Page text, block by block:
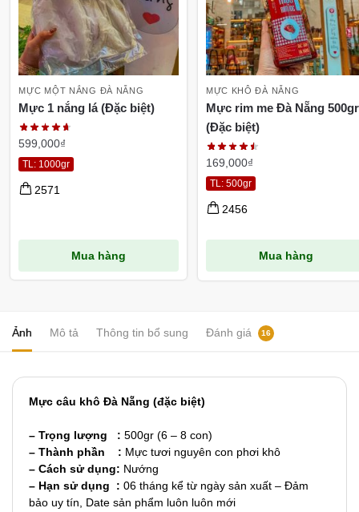
MỰC MỘT NẮNG ĐÀ NẴNG
Mực 1 nắng lá (Đặc biệt)
599,000₫
Mua hàng
TL: 1000gr
2571
MỰC KHÔ ĐÀ NẴNG
Mực rim me Đà Nẵng 500gr
(Đặc biệt)
169,000₫
Mua hàng
TL: 500gr
2456
Ảnh Mô tả Thông tin bổ sung Đánh giá 16
Mực câu khô Đà Nẵng (đặc biệt)
– Trọng lượng : 500gr (6 – 8 con)
– Thành phần : Mực tươi nguyên con phơi khô
– Cách sử dụng: Nướng
– Hạn sử dụng : 06 tháng kể từ ngày sản xuất – Đảm
bảo uy tín, Date sản phẩm luôn luôn mới